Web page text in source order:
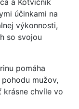
a Kotvičník
účinkami na
výkonnosti,
so svojou
pomáha
mužov,
krásne chvíle vo